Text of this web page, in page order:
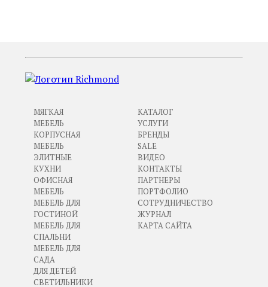
МЯГКАЯ
МЕБЕЛЬ
КОРПУСНАЯ
МЕБЕЛЬ
ЭЛИТНЫЕ
КУХНИ
ОФИСНАЯ
МЕБЕЛЬ
МЕБЕЛЬ ДЛЯ
ГОСТИНОЙ
МЕБЕЛЬ ДЛЯ
СПАЛЬНИ
МЕБЕЛЬ ДЛЯ
САДА
ДЛЯ ДЕТЕЙ
СВЕТИЛЬНИКИ
КАТАЛОГ
УСЛУГИ
БРЕНДЫ
SALE
ВИДЕО
КОНТАКТЫ
ПАРТНЕРЫ
ПОРТФОЛИО
СОТРУДНИЧЕСТВО
ЖУРНАЛ
КАРТА САЙТА